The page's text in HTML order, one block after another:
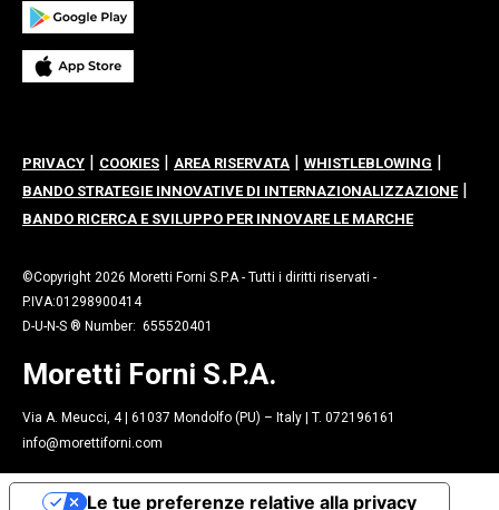
PRIVACY | COOKIES | AREA RISERVATA | WHISTLEBLOWING |
BANDO STRATEGIE INNOVATIVE DI INTERNAZIONALIZZAZIONE |
BANDO RICERCA E SVILUPPO PER INNOVARE LE MARCHE
©Copyright 2026 Moretti Forni S.P.A - Tutti i diritti riservati -
P.IVA:01298900414
D-U-N-S ® Number: 655520401
Moretti Forni S.P.A.
Via A. Meucci, 4 | 61037 Mondolfo (PU) – Italy | T. 072196161
info@morettiforni.com
Le tue preferenze relative alla privacy